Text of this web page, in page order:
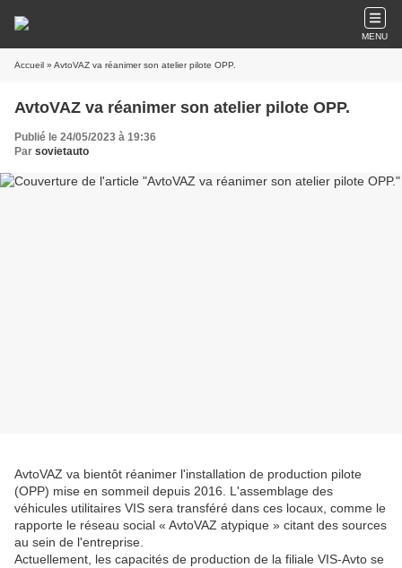
MENU
Accueil » AvtoVAZ va réanimer son atelier pilote OPP.
AvtoVAZ va réanimer son atelier pilote OPP.
Publié le 24/05/2023 à 19:36
Par sovietauto
AvtoVAZ va bientôt réanimer l'installation de production pilote
(OPP) mise en sommeil depuis 2016. L'assemblage des
véhicules utilitaires VIS sera transféré dans ces locaux, comme le
rapporte le réseau social « AvtoVAZ atypique » citant des sources
au sein de l'entreprise.
Actuellement, les capacités de production de la filiale VIS-Avto se